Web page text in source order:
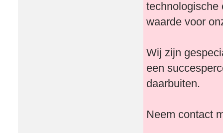
technologische
waarde voor
Wij zijn
een
daarbuiten.
Neem contact